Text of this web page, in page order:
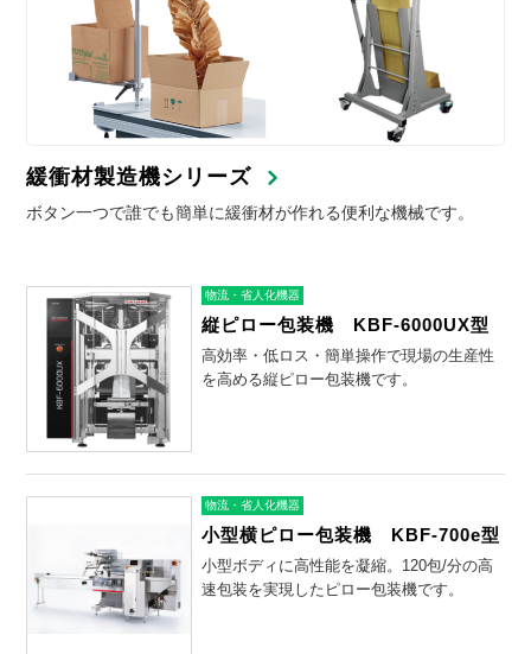
緩衝材製造機シリーズ
ボタン一つで誰でも簡単に緩衝材が作れる便利な機械です。
物流・省人化機器
縦ピロー包装機 KBF-6000UX型
高効率・低ロス・簡単操作で現場の生産性
を高める縦ピロー包装機です。
物流・省人化機器
小型横ピロー包装機 KBF-700e型
小型ボディに高性能を凝縮。120包/分の高
速包装を実現したピロー包装機です。